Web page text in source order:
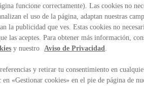
funcione correctamente). Las cookies no
el uso de la página, adaptan nuestras
la publicidad que ves. Estas cookies no
las aceptes. Para obtener más información,
y nuestro Aviso de Privacidad
y retirar tu consentimiento en
«Gestionar cookies» en el pie de página de